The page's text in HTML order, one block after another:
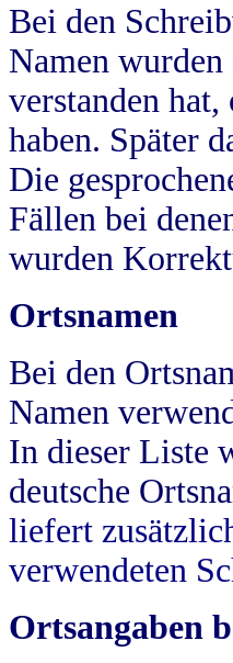
Bei den
Namen
verstanden hat,
haben. Später
Die
Fällen bei
wurden
Ortsnamen
Bei den
Namen
In dieser Liste
deutsche
liefert
verwendeten
Ortsangaben